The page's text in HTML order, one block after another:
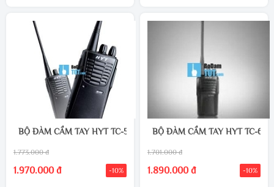
C/D/E/F
(Chống sạc nhồi), 01 Antenna,
01 đế sạc,
01 Adaptor sạc, 01 móc đeo
- MIL810-C/D/E/F
- Nhỏ gọn và mạnh mẽ
- Tuổi thọ pin 24 giờ
- Giấy phép miễn phí
BỘ ĐÀM CẦM TAY HYT TC-500 (UHF)
1.773.000 đ
1.970.000 đ -10%
BỘ ĐÀM CẦM TAY HYT TC-600
1.701.000 đ
1.890.000 đ -10%